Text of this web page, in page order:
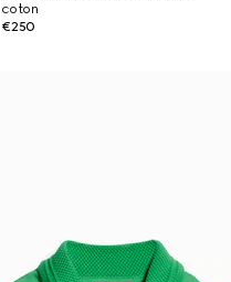
coton
€250